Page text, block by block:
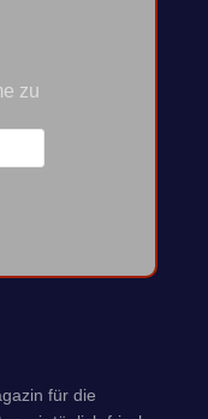
zu
für die